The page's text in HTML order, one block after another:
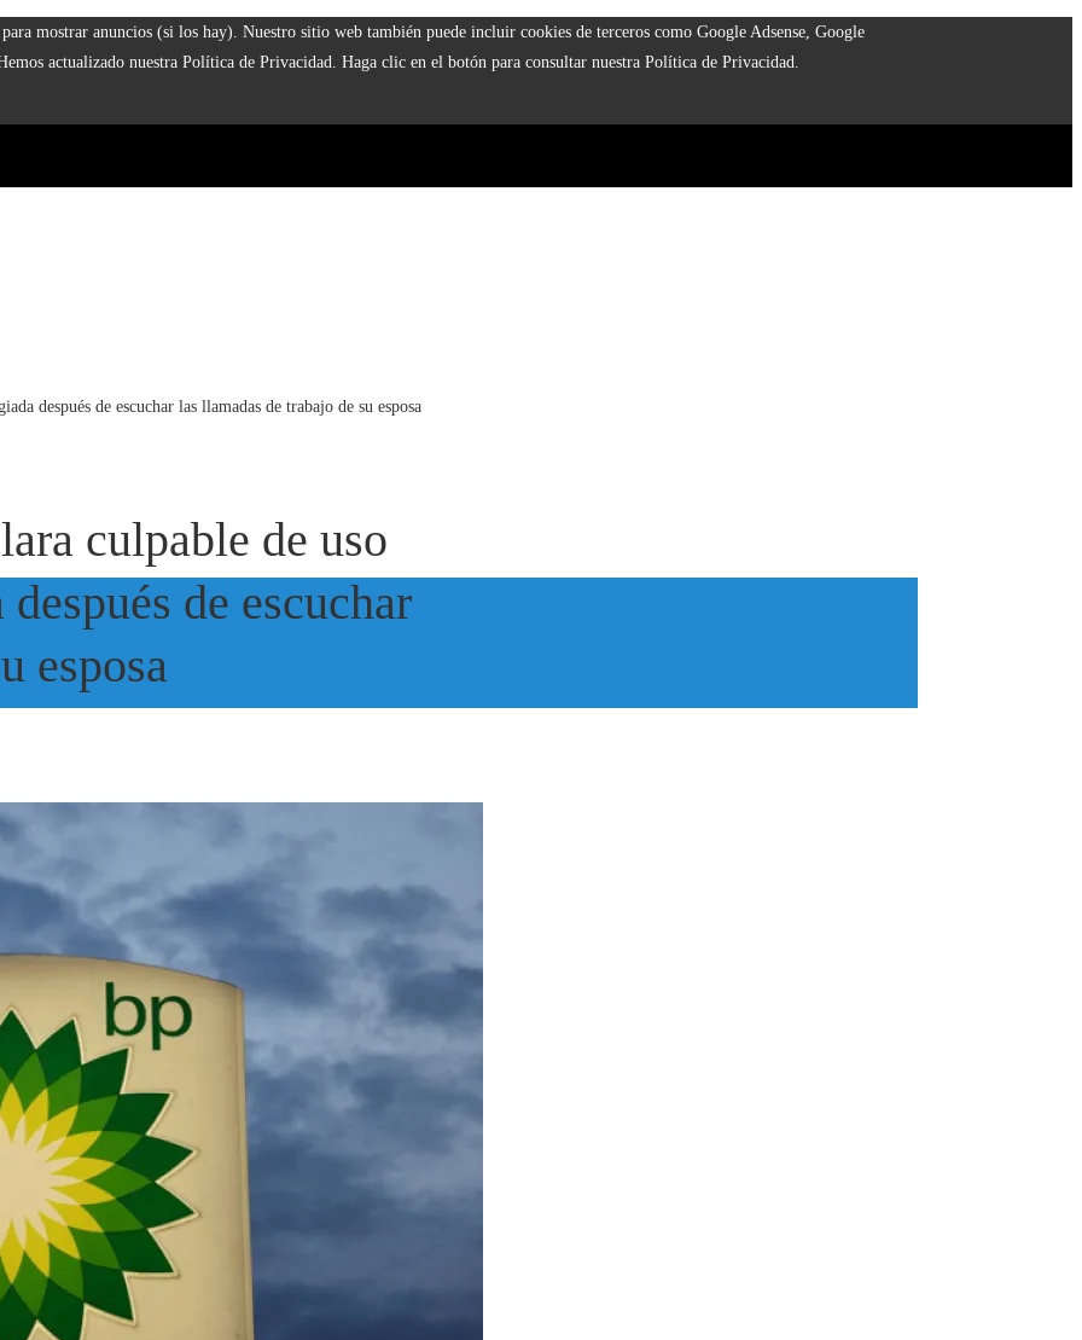
mostrar anuncios (si los hay). Nuestro sitio web también puede incluir cookies de terceros como Google Adsense, Google
actualizado nuestra Política de Privacidad. Haga clic en el botón para consultar nuestra Política de Privacidad.
después de escuchar las llamadas de trabajo de su esposa
culpable de uso
de escuchar
esposa